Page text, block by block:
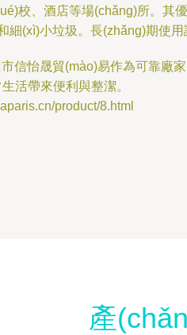
校、酒店等場(chǎng)所。
(xì)小垃圾。長(zhǎng)期使
信怡晟貿(mào)易作為可靠廠
活帶來便利與整潔。
product/8.html
產